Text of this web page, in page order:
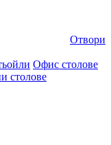
Отвори
Офис столове
столове